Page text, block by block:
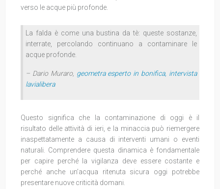
verso le acque più profonde.
La falda è come una bustina da tè: queste sostanze,
interrate, percolando continuano a contaminare le
acque profonde.
– Dario Muraro, geometra esperto in bonifica, intervista
lavialibera
Questo significa che la contaminazione di oggi è il
risultato delle attività di ieri, e la minaccia può riemergere
inaspettatamente a causa di interventi umani o eventi
naturali. Comprendere questa dinamica è fondamentale
per capire perché la vigilanza deve essere costante e
perché anche un’acqua ritenuta sicura oggi potrebbe
presentare nuove criticità domani.